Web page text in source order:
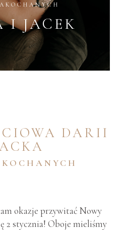
I JACEK
DARII
okazje przywitać Nowy
2 stycznia! Oboje mieliśmy